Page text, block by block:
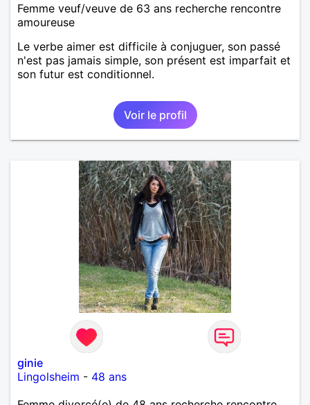
Femme veuf/veuve de 63 ans recherche rencontre
amoureuse
Le verbe aimer est difficile à conjuguer, son passé
n'est pas jamais simple, son présent est imparfait et
son futur est conditionnel.
Voir le profil
ginie
Lingolsheim - 48 ans